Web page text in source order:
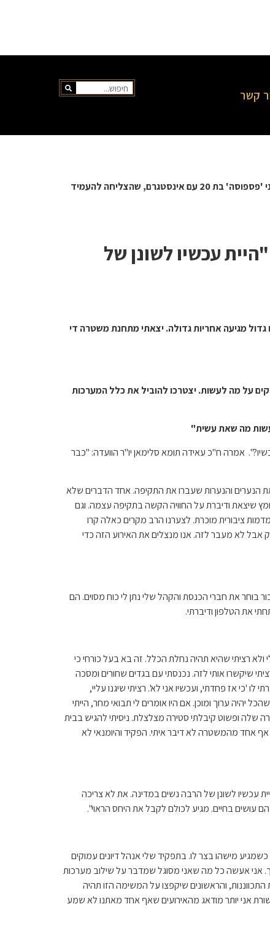
קשר
אני 'פספוסה' בת 20 עם אינסטגרם, שהצליחה להעמיד
עכשיו לשונן של
גדול מגיעה אחריות גדולה. יצאתי מתחנת משטרה די
על מה לעשות. יצטרכו להוביל את כלל המערכות
מה שאת עשית"
אמרה ח"כ עאידה תומא סלימאן יו"ר הוועדה: "כבר
הנערים והנערות שעברו את התקיפה. אחד הדברים שלא
שיצאת ודיברת על החוויה הקשה בתקיפה עצמה. וגם
ציבורית מוכרת. לצערנו הרב מקרים כאלה קרו
הזאת עם רשויות אכיפת החוק אבל לא מעבר לזה. אנו מנצלים את האירוע הזה כדי
בוחר את חברי הכנסת והקהל שלי נתן לי כוח מסוים. הם
את הטלפון ודיברתי.
ולא רציתי שהיא תהיה נחלת הכלל. זה בא בעל כורחי כי
בחרתי ללכת מאוחר כי אני קצת מוכרת ולא רציתי שיקשרו אותי לזה. נכנסתי עם בגדים שחורים ומסכה
'כי אז פחדתי, ועכשיו אני לא'. רציתי שיגנו עליי,
ערוך ומוכן. אם היו אומרים לי תבואי מחר, הייתי
ופשוט קיבלתי סטירה מצלצלת. ניסיתי להגיש בבית
אחד מהמשטרה לא דיבר איתי. הפקיד והיומנאי לא
עכשיו לשונן של הרבה נשים במדינה. את לא צריכה
בחיים. מגיע לכולם לקבל את היחס הראוי".
מישהו בצר לו. בתפקיד שלי אנהל דיונים עמוקים
אני אעשה כל מה שאני מסוגל שמדבר על שילוב מערכות
והראשונים שיקפצו על המשימה הזו תהיה
אני יותר מודאג מהאירועים שאף אחד מאתנו לא שמע